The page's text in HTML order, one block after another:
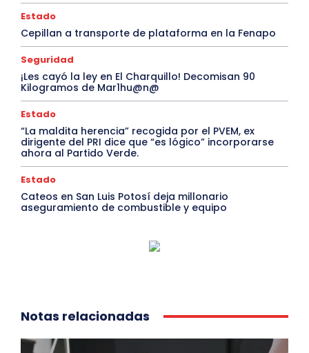
Estado
Cepillan a transporte de plataforma en la Fenapo
Seguridad
¡Les cayó la ley en El Charquillo! Decomisan 90
Kilogramos de Mar1hu@n@
Estado
“La maldita herencia” recogida por el PVEM, ex
dirigente del PRI dice que “es lógico” incorporarse
ahora al Partido Verde.
Estado
Cateos en San Luis Potosí deja millonario
aseguramiento de combustible y equipo
Notas relacionadas